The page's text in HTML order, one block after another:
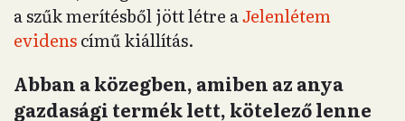
a szűk merítésből jött létre aJelenlétem
evidenscímű kiállítás.
Abban a közegben, amiben az anya
gazdasági termék lett, kötelező lenne